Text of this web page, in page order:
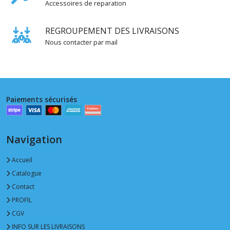
Accessoires de reparation
REGROUPEMENT DES LIVRAISONS
Nous contacter par mail
Paiements sécurisés
Navigation
Accueil
Catalogue
Contact
PROFIL
CGV
INFO SUR LES LIVRAISONS